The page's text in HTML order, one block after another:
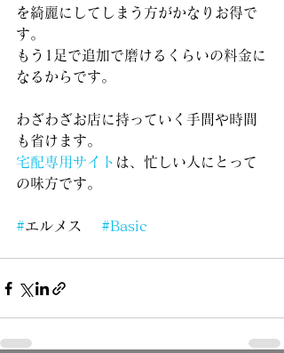
を綺麗にしてしまう方がかなりお得で
す。
もう1足で追加で磨けるくらいの料金に
なるからです。
わざわざお店に持っていく手間や時間
も省けます。
宅配専用サイト は、忙しい人にとって
の味方です。
#エルメス #Basic